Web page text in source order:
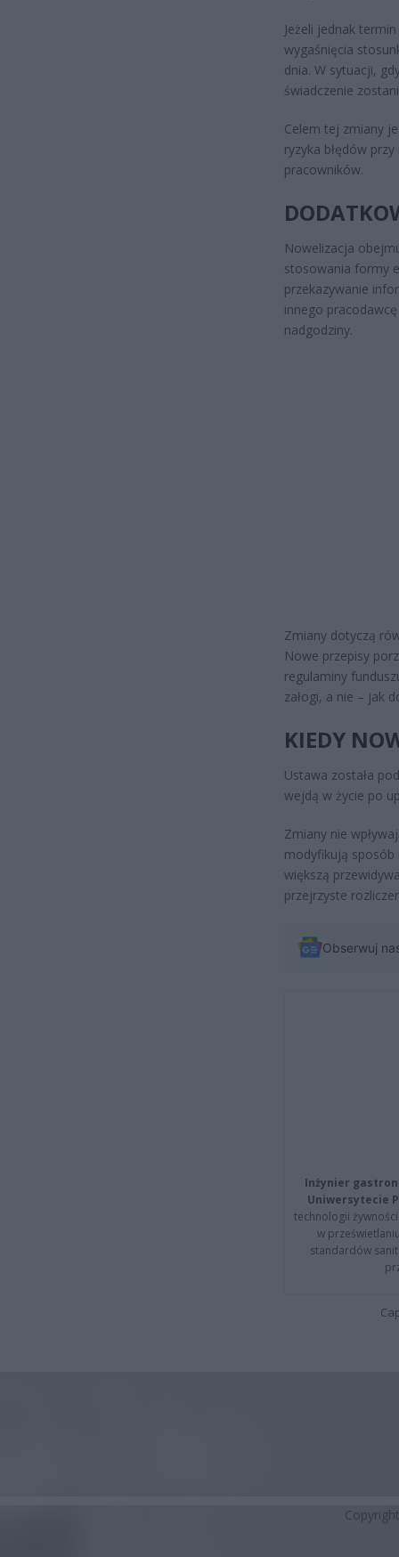
Jeżeli jednak
wygaśnięcia
dnia. W sytuacji,
świadczenie
Celem tej zmiany
ryzyka błędów
pracowników.
Nowelizacja
stosowania formy
przekazywanie
innego
nadgodziny.
Zmiany dotyczą
Nowe przepisy
regulaminy
załogi, a nie – jak
KIEDY
Ustawa została
wejdą w życie po
Zmiany nie
modyfikują sposób
większą
przejrzyste
Obserwuj
Inżynier
Uniwersytecie
technologii
w
standardów